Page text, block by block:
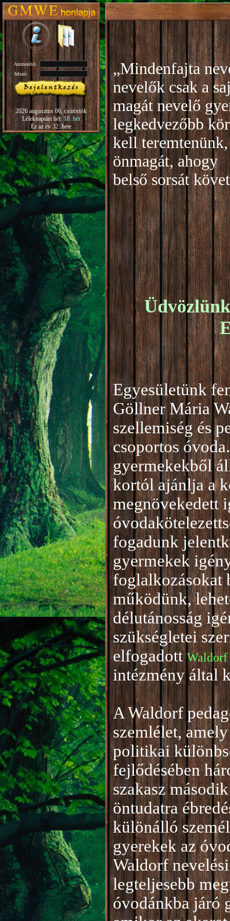
Azonosító:
Jelszó:
2026 augusztus 06, csütörtök
Léleknaptári hét:18. hét
Ez az év 32. hete
„Mindenfajta
nevelők csak a
magát nevelő
legkedvezőbb
kell
önmagát, ahogy
belső sorsát
Egyesületünk
Göllner Mária
szellemiség és
csoportos
gyermekekből
kortól ajánlja a
megnövekedett
fogadunk
gyermekek
foglalkozásokat
működünk,
délutánosság
szükségletei
elfogadott Waldorf
intézmény által
A Waldorf
szemlélet,
politikai
fejlődésében
szakasz
öntudatra
különálló
gyerekek az
Waldorf
legteljesebb
óvodánkba járó